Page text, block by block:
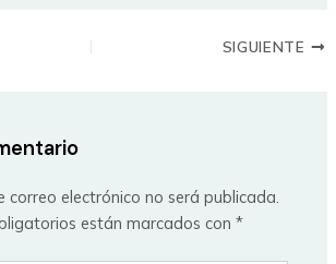
SIGUIENTE
correo electrónico no será publicada.
están marcados con*